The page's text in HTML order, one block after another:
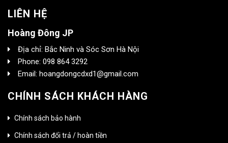
LIÊN HỆ
Hoàng Đông JP
Địa chỉ: Bắc Ninh và Sóc Sơn Hà Nội
Phone: 098 864 3292
Email: hoangdongcdxd1@gmail.com
CHÍNH SÁCH KHÁCH HÀNG
Chính sách bảo hành
Chính sách đổi trả / hoàn tiền